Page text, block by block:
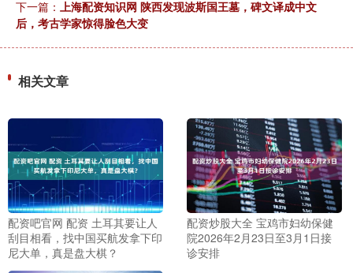
下一篇： 上海配资知识网 陕西发现波斯国王墓，碑文译成中文
后，考古学家惊得脸色大变
相关文章
配资吧官网 配资 土耳其要让人
刮目相看，找中国买航发拿下印
尼大单，真是盘大棋？
配资炒股大全 宝鸡市妇幼保健
院2026年2月23日至3月1日接
诊安排